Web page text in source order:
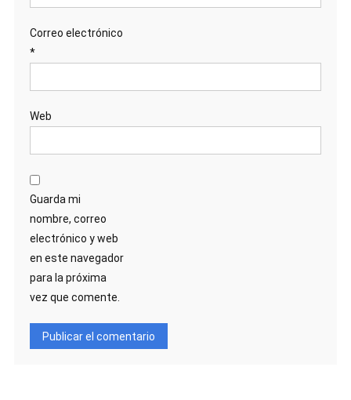
Correo electrónico
*
Web
Guarda mi
nombre, correo
electrónico y web
en este navegador
para la próxima
vez que comente.